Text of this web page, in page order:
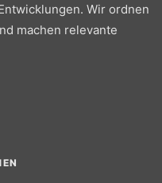
Wir ordnen
machen relevante